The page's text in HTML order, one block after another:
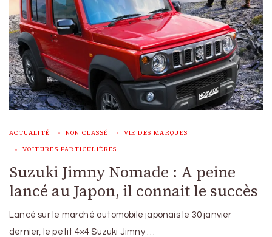
ACTUALITÉ NON CLASSÉ VIE DES MARQUES
VOITURES PARTICULIÈRES
Suzuki Jimny Nomade : A peine
lancé au Japon, il connait le succès
Lancé sur le marché automobile japonais le 30 janvier
dernier, le petit 4×4 Suzuki Jimny …